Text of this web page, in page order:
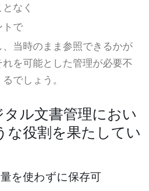
なく
トで
、当時のまま参照できるかが
を可能とした管理が必要不
でしょう。
タル文書管理におい
な役割を果たしてい
を使わずに保存可